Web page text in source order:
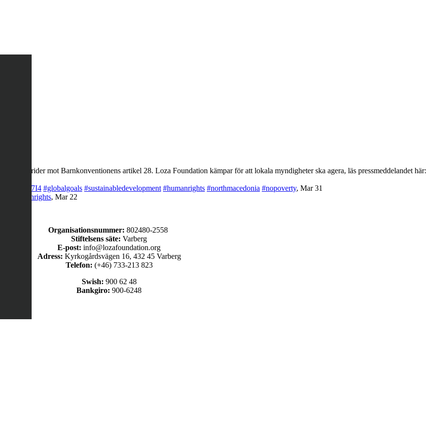
det strider mot Barnkonventionens artikel 28. Loza Foundation kämpar för att lokala myndigheter ska agera, läs pressmeddelandet här:
#globalgoals #sustainabledevelopment #humanrights #northmacedonia #nopoverty, Mar 31
#humanrights, Mar 22
Organisationsnummer: 802480-2558
Stiftelsens säte: Varberg
E-post: info@lozafoundation.org
Adress: Kyrkogårdsvägen 16, 432 45 Varberg
Telefon: (+46) 733-213 823
Swish: 900 62 48
Bankgiro: 900-6248